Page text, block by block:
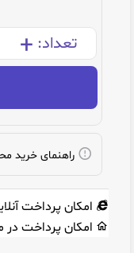
تعداد: +
راهنمای خرید
امکان پرداخت
امکان پرداخت